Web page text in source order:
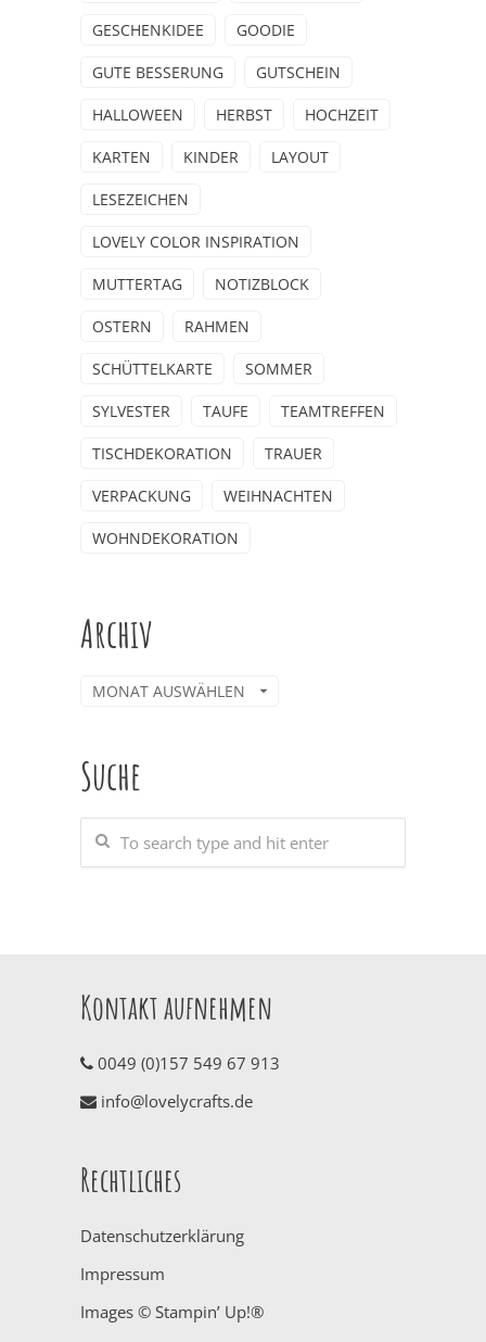
GESCHENKIDEE GOODIE
GUTE BESSERUNG GUTSCHEIN
HALLOWEEN HERBST HOCHZEIT
KARTEN KINDER LAYOUT
LESEZEICHEN
LOVELY COLOR INSPIRATION
MUTTERTAG NOTIZBLOCK
OSTERN RAHMEN
SCHÜTTELKARTE SOMMER
SYLVESTER TAUFE TEAMTREFFEN
TISCHDEKORATION TRAUER
VERPACKUNG WEIHNACHTEN
WOHNDEKORATION
Archiv
Archiv
Suche
Kontakt aufnehmen
0049 (0)157 549 67 913
info@lovelycrafts.de
Rechtliches
Datenschutzerklärung
Impressum
Images © Stampin’ Up!®